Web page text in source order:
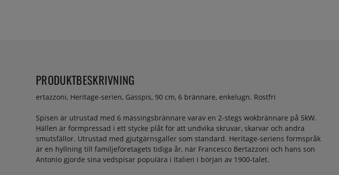
PRODUKTBESKRIVNING
ertazzoni, Heritage-serien, Gasspis, 90 cm, 6 brännare, enkelugn. Rostfri
Spisen är utrustad med 6 mässingsbrännare varav en 2-stegs wokbrännare på 5kW.
Hällen är formpressad i ett stycke plåt för att undvika skruvar, skarvar och andra
smutsfällor. Utrustad med gjutgärnsgaller som standard. Heritage-seriens formspråk
är en hyllning till familjeföretagets tidiga år, när Francesco Bertazzoni och hans son
Antonio gjorde sina vedspisar populära i Italien i början av 1900-talet.